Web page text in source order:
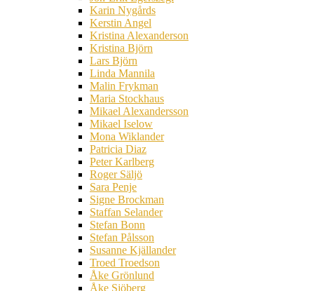
Karin Nygårds
Kerstin Angel
Kristina Alexanderson
Kristina Björn
Lars Björn
Linda Mannila
Malin Frykman
Maria Stockhaus
Mikael Alexandersson
Mikael Iselow
Mona Wiklander
Patricia Diaz
Peter Karlberg
Roger Säljö
Sara Penje
Signe Brockman
Staffan Selander
Stefan Bonn
Stefan Pålsson
Susanne Kjällander
Troed Troedson
Åke Grönlund
Åke Sjöberg